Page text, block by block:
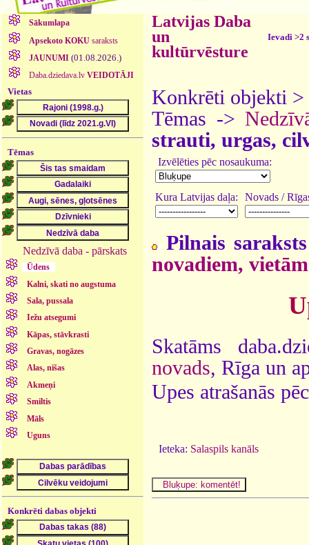
Sākumlapa
Apsekoto KOKUsaraksts
JAUNUMI (01.08.2026.)
Daba.dziedava.lv VEIDOTĀJI
Vietas
Tēmas
Nedzīvā daba - pārskats
Ūdens
Kalni, skati no augstuma
Sala, pussala
Iežu atsegumi
Kāpas, stāvkrasti
Gravas, nogāzes
Alas, nišas
Akmeņi
Smiltis
Māls
Uguns
Konkrēti dabas objekti
Latvijas Daba
un
kultūrvēsture
Ievadi >2
Konkrēti objekti >
Tēmas ->
strauti, urgas,
Izvēlēties pēc nosaukuma:
Kura Latvijas daļa: Novads /
Pilnais
novadiem, vietām
Skatāms
novads, Rīga un
Upes atrašanās
Ieteka: Salaspils kanāls